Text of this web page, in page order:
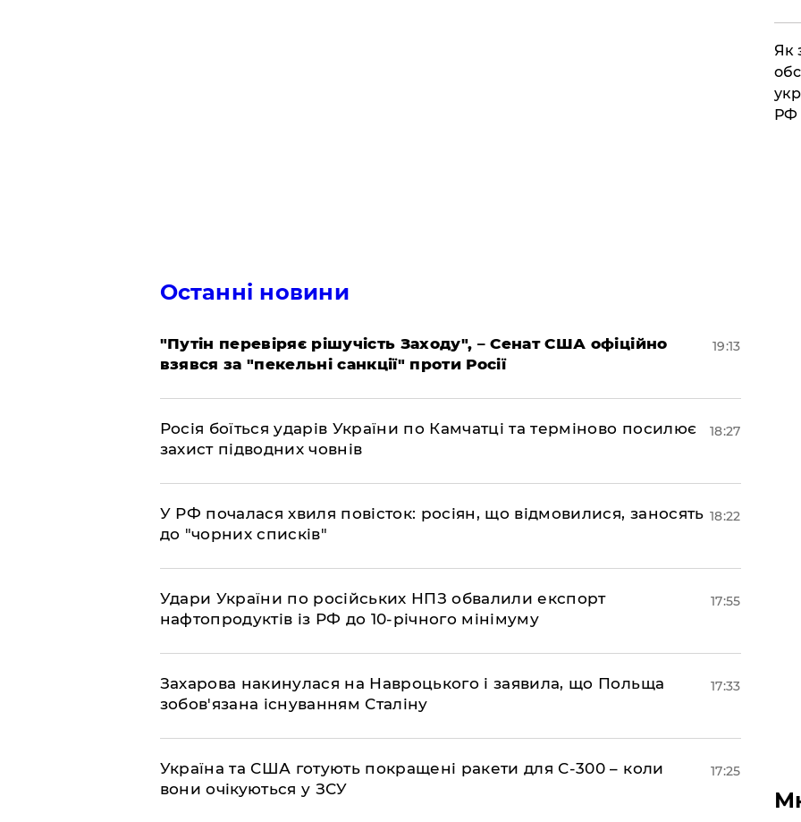
Останні новини
​"Путін перевіряє рішучість Заходу", – Сенат США офіційно
взявся за "пекельні санкції" проти Росії
19:13
​Росія боїться ударів України по Камчатці та терміново посилює
захист підводних човнів
18:27
​У РФ почалася хвиля повісток: росіян, що відмовилися, заносять
до "чорних списків"
18:22
​Удари України по російських НПЗ обвалили експорт
нафтопродуктів із РФ до 10-річного мінімуму
17:55
​Захарова накинулася на Навроцького і заявила, що Польща
зобов'язана існуванням Сталіну
17:33
​Україна та США готують покращені ракети для С-300 – коли
вони очікуються у ЗСУ
17:25
Як
РФ